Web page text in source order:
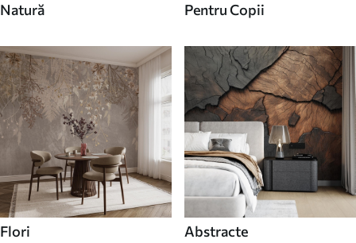
Natură Pentru Copii
Flori Abstracte